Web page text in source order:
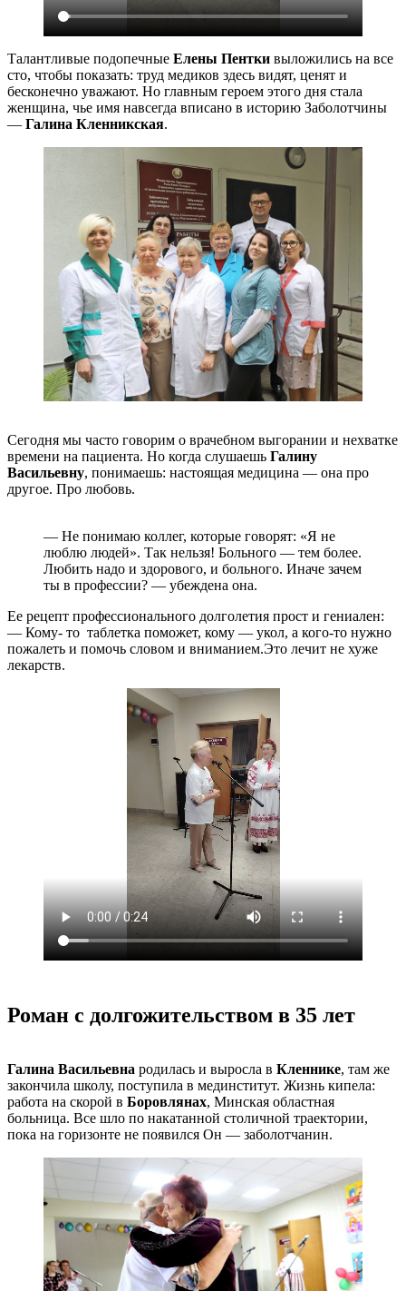
Талантливые подопечные Елены Пентки выложились на все
сто, чтобы показать: труд медиков здесь видят, ценят и
бесконечно уважают. Но главным героем этого дня стала
женщина, чье имя навсегда вписано в историю Заболотчины
— Галина Кленникская.
Сегодня мы часто говорим о врачебном выгорании и нехватке
времени на пациента. Но когда слушаешь Галину
Васильевну, понимаешь: настоящая медицина — она про
другое. Про любовь.
— Не понимаю коллег, которые говорят: «Я не
люблю людей». Так нельзя! Больного — тем более.
Любить надо и здорового, и больного. Иначе зачем
ты в профессии? — убеждена она.
Ее рецепт профессионального долголетия прост и гениален:
— Кому- то таблетка поможет, кому — укол, а кого-то нужно
пожалеть и помочь словом и вниманием.Это лечит не хуже
лекарств.
Роман с долгожительством в 35 лет
Галина Васильевна родилась и выросла в Кленнике, там же
закончила школу, поступила в мединститут. Жизнь кипела:
работа на скорой в Боровлянах, Минская областная
больница. Все шло по накатанной столичной траектории,
пока на горизонте не появился Он — заболотчанин.